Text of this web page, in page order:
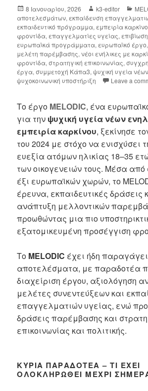
8 Ιανουαρίου, 2026 k3-editor
αποτελεσμάτων, εκπαίδευση
εκπαιδευτικό πρόγραμμα, εμπειρία
φροντίδα, επαγγελματίες υγείας,
ευρωπαϊκά προγράμματα, ευρωπαϊκό έργο
μελέτη παρέμβασης,νέοι ενήλικες με
φροντίδα,στρατηγική επικοινωνίας,
έργα,συμμετοχή Κάπα3,ψυχική υγεία
ψυχοκοινωνική υποστήριξη
Leave a
Το έργο MELODIC, ένα
για την ψυχική υγεία νέων
εμπειρία καρκίνου, ξεκίνησε
του 2024 με στόχο να ενισχύσει
ευεξία ατόμων ηλικίας 18–35
των οικογενειών τους. Μέσα
έξι ευρωπαϊκών χωρών, το
έρευνα, εκπαιδευτικές δράσεις
ανάπτυξη μελλοντικών
προωθώντας μια πιο
εξατομικευμένη προσέγγιση
Το MELODIC έχει ήδη
αποτελέσματα, με παραδοτέα
διαχείριση έργου, αξιολόγηση
μελέτες συνεντεύξεων και
επαγγελματιών υγείας, ενώ
δράσεις παρέμβασης και
επικοινωνίας και πολιτικής.
ΚΎΡΙΑ ΠΑΡΑΔΟΤΈΑ – ΤΙ ΈΧΕΙ
ΟΛΟΚΛΗΡΩΘΕΊ ΜΈΧΡΙ